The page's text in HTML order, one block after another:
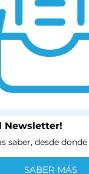
Newsletter!
saber, desde
SABER MÁS